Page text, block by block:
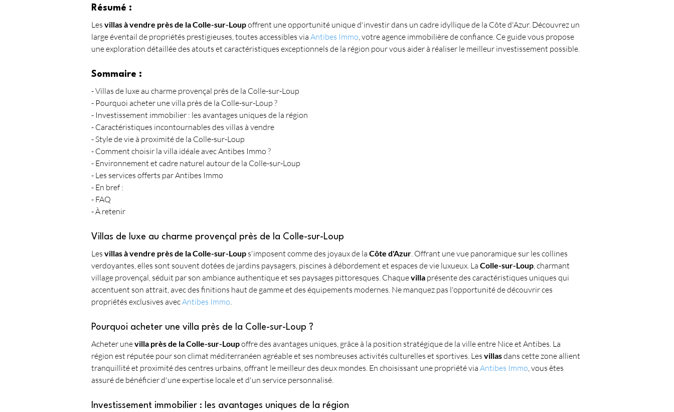
Résumé :
Les villas à vendre près de la Colle-sur-Loup offrent une opportunité unique d'investir dans un cadre idyllique de la Côte d'Azur. Découvrez un
large éventail de propriétés prestigieuses, toutes accessibles via Antibes Immo, votre agence immobilière de confiance. Ce guide vous propose
une exploration détaillée des atouts et caractéristiques exceptionnels de la région pour vous aider à réaliser le meilleur investissement possible.
Sommaire :
- Villas de luxe au charme provençal près de la Colle-sur-Loup
- Pourquoi acheter une villa près de la Colle-sur-Loup ?
- Investissement immobilier : les avantages uniques de la région
- Caractéristiques incontournables des villas à vendre
- Style de vie à proximité de la Colle-sur-Loup
- Comment choisir la villa idéale avec Antibes Immo ?
- Environnement et cadre naturel autour de la Colle-sur-Loup
- Les services offerts par Antibes Immo
- En bref :
- FAQ
- À retenir
Villas de luxe au charme provençal près de la Colle-sur-Loup
Les villas à vendre près de la Colle-sur-Loup s'imposent comme des joyaux de la Côte d'Azur. Offrant une vue panoramique sur les collines
verdoyantes, elles sont souvent dotées de jardins paysagers, piscines à débordement et espaces de vie luxueux. La Colle-sur-Loup, charmant
village provençal, séduit par son ambiance authentique et ses paysages pittoresques. Chaque villa présente des caractéristiques uniques qui
accentuent son attrait, avec des finitions haut de gamme et des équipements modernes. Ne manquez pas l'opportunité de découvrir ces
propriétés exclusives avec Antibes Immo.
Pourquoi acheter une villa près de la Colle-sur-Loup ?
Acheter une villa près de la Colle-sur-Loup offre des avantages uniques, grâce à la position stratégique de la ville entre Nice et Antibes. La
région est réputée pour son climat méditerranéen agréable et ses nombreuses activités culturelles et sportives. Les villas dans cette zone allient
tranquillité et proximité des centres urbains, offrant le meilleur des deux mondes. En choisissant une propriété via Antibes Immo, vous êtes
assuré de bénéficier d'une expertise locale et d'un service personnalisé.
Investissement immobilier : les avantages uniques de la région